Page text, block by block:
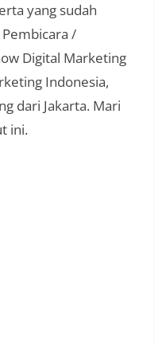
yang sudah
/
Digital Marketing
Indonesia,
dari Jakarta. Mari
ini.